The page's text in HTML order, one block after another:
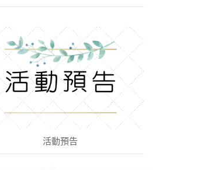
活動預告